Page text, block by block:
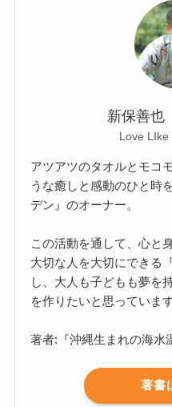
新保善也
Love LIke
アツアツのタオルとモコ
うな癒しと感動のひと時
デン』のオーナー。
この活動を通して、心と
大切な人を大切にできる
し、大人も子どもも夢を
を作りたいと思っています
著者:『沖縄生まれの海水
著書